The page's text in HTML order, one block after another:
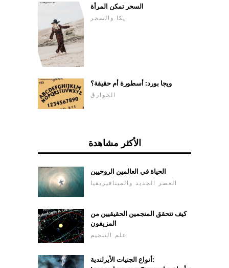
السحر تمكن المرأة
يكا والسحر
ويجا بورد: أسطورة أم حقيقة؟
الخوارق
الأكثر مشاهدة
الحياة في العالمين الروحيين
العصر الجديد والميتافيزيقيا
كيف تتحقق المنجمين الحقيقيين من
المزيفون
علم التنجيم
أنواع الجنيات الأيرلندية: